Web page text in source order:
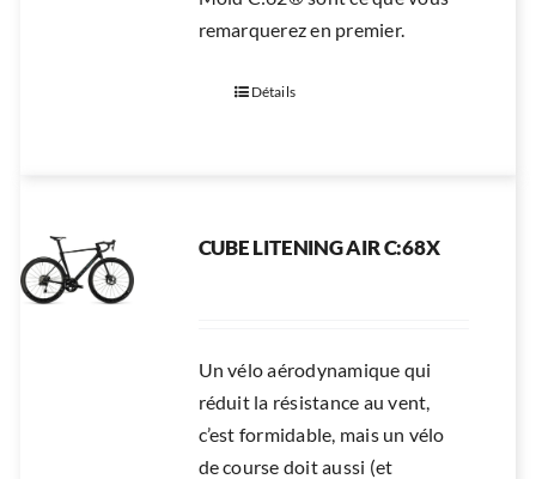
remarquerez en premier.
Détails
CUBE LITENING AIR C:68X
Un vélo aérodynamique qui
réduit la résistance au vent,
c’est formidable, mais un vélo
de course doit aussi (et